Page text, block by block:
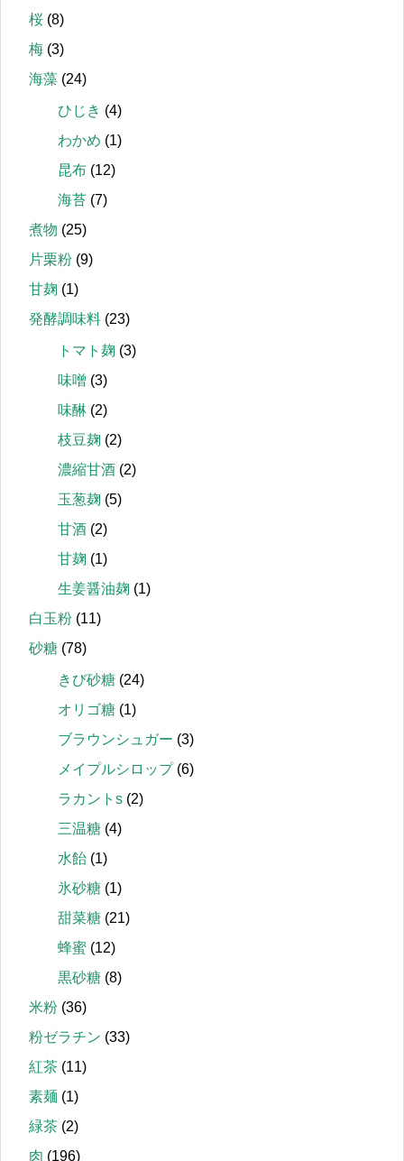
桜 (8)
梅 (3)
海藻 (24)
ひじき (4)
わかめ (1)
昆布 (12)
海苔 (7)
煮物 (25)
片栗粉 (9)
甘麹 (1)
発酵調味料 (23)
トマト麹 (3)
味噌 (3)
味醂 (2)
枝豆麹 (2)
濃縮甘酒 (2)
玉葱麹 (5)
甘酒 (2)
甘麹 (1)
生姜醤油麹 (1)
白玉粉 (11)
砂糖 (78)
きび砂糖 (24)
オリゴ糖 (1)
ブラウンシュガー (3)
メイプルシロップ(6)
ラカントs (2)
三温糖 (4)
水飴 (1)
氷砂糖 (1)
甜菜糖 (21)
蜂蜜 (12)
黒砂糖 (8)
米粉 (36)
粉ゼラチン (33)
紅茶 (11)
素麺 (1)
緑茶 (2)
肉 (196)